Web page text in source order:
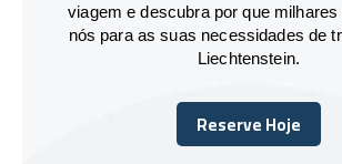
viagem e descubra por que
nós para as suas necessidades de
Liechtenstein.
Reserve Hoje
Reserve Hoje